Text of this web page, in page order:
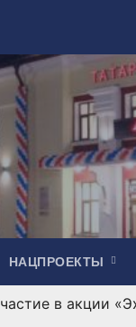
НАЦПРОЕКТЫ
в акции